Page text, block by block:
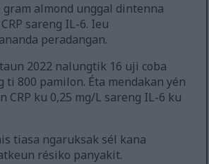
gram almond unggal dintenna
sareng IL-6. Ieu
peradangan.
2022 nalungtik 16 uji coba
ti 800 pamilon. Éta mendakan yén
CRP ku 0,25 mg/L sareng IL-6 ku
tiasa ngaruksak sél kana
résiko panyakit.